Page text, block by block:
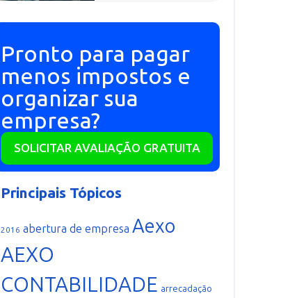
Pronto para pagar
menos impostos e
organizar sua
empresa?
SOLICITAR AVALIAÇÃO GRATUITA
Principais Tópicos
2016 abertura de empresa Aexo
AEXO
CONTABILIDADE arrecadação